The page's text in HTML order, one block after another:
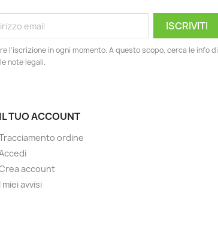
l'iscrizione in ogni momento. A questo scopo, cerca le info di
note legali.
IL TUO ACCOUNT
ordine
account
I miei avvisi